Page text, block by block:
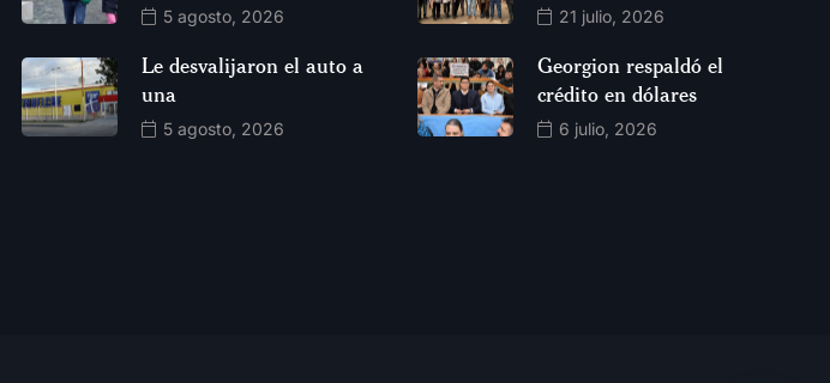
5 agosto, 2026
Le desvalijaron el auto a
una
5 agosto, 2026
21 julio, 2026
Georgion respaldó el
crédito en dólares
6 julio, 2026